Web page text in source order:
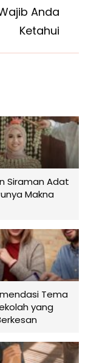
Anda
Ketahui
Siraman Adat
Makna
Tema
yang